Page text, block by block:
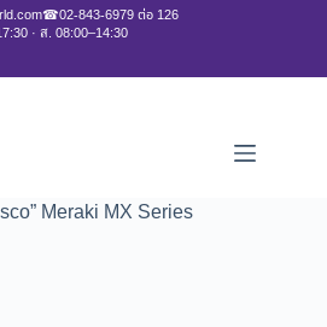
☎02-843-6979 ต่อ 126
· ส. 08:00–14:30